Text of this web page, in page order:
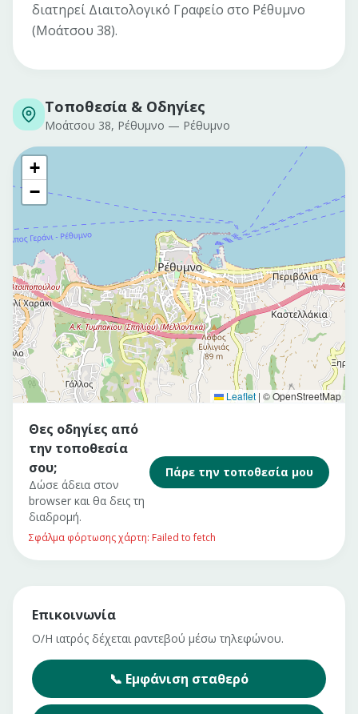
διατηρεί Διαιτολογικό Γραφείο στο Ρέθυμνο
(Μοάτσου 38).
Τοποθεσία & Οδηγίες
Μοάτσου 38, Ρέθυμνο — Ρέθυμνο
+
−
Leaflet | © OpenStreetMap
Θες οδηγίες από
την τοποθεσία
σου;
Δώσε άδεια στον
browser και θα δεις τη
διαδρομή.
Πάρε την τοποθεσία μου
Σφάλμα φόρτωσης χάρτη: Failed to fetch
Επικοινωνία
Ο/Η ιατρός δέχεται ραντεβού μέσω τηλεφώνου.
📞 Εμφάνιση σταθερό